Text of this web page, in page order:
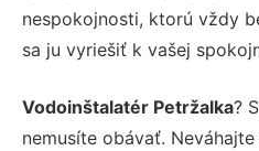
nespokojnosti, ktorú vždy
sa ju vyriešiť k vašej
Vodoinštalatér Petržalka?
nemusíte obávať.